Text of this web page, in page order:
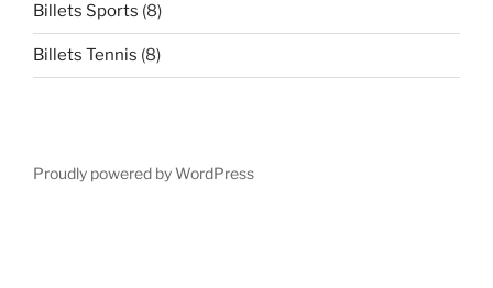
Billets Sports (8)
Billets Tennis (8)
Proudly powered by WordPress